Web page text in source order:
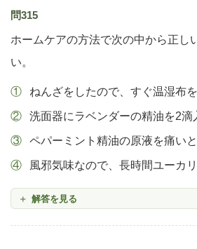
問315
ホームケアの方法で次の中から正し
い。
ねんざをしたので、すぐ温湿布
洗面器にラベンダーの精油を2滴
ペパーミント精油の原液を痛い
風邪気味なので、長時間ユーカ
解答を見る